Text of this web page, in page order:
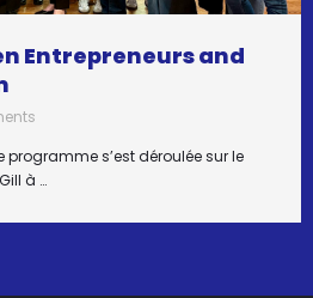
Entrepreneurs and
s’est déroulée sur le
à …